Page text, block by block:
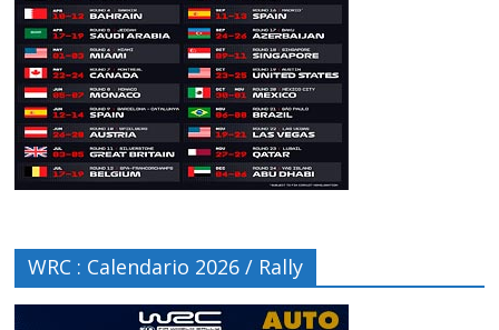
WRC : Calendario 2026 / Rally